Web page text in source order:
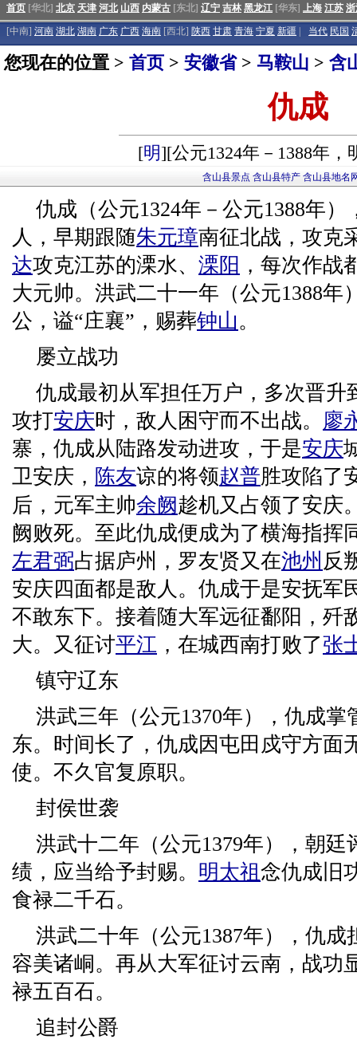
首页 [华北] 北京 天津 河北 山西 内蒙古 [东北] 辽宁 吉林 黑龙江 [华东] 上海 江苏
[中南] 河南 湖北 湖南 广东 广西 海南 [西北] 陕西 甘肃 青海 宁夏 新疆 当代 民国
您现在的位置 > 首页 > 安徽省> 马鞍山 > 含
仇成
[明][公元1324年－1388年，
含山县景点 含山县特产 含山县地名
仇成（公元1324年－公元1388年）
人，早期跟随朱元璋南征北战，攻克
达攻克江苏的溧水、 溧阳 ，每次作战
大元帅。洪武二十一年（公元1388年
公，谥“庄襄”，赐葬钟山。
屡立战功
仇成最初从军担任万户，多次晋升
攻打安庆时，敌人困守而不出战。 廖
寨，仇成从陆路发动进攻，于是安庆
卫安庆， 陈友谅的将领赵普胜攻陷了
后，元军主帅余阙趁机又占领了安庆
阙败死。至此仇成便成为了横海指挥
左君弼占据庐州，罗友贤又在池州 反
安庆四面都是敌人。仇成于是安抚军
不敢东下。接着随大军远征鄱阳，歼
大。又征讨平江 ，在城西南打败了张
镇守辽东
洪武三年（公元1370年），仇成
东。时间长了，仇成因屯田戍守方面
使。不久官复原职。
封侯世袭
洪武十二年（公元1379年），朝廷
绩，应当给予封赐。 明太祖 念仇成旧
食禄二千石。
洪武二十年（公元1387年），仇
容美诸峒。再从大军征讨云南，战功
禄五百石。
追封公爵